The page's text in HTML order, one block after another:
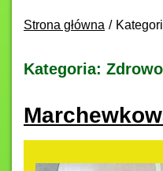
Strona główna
Kategoria: